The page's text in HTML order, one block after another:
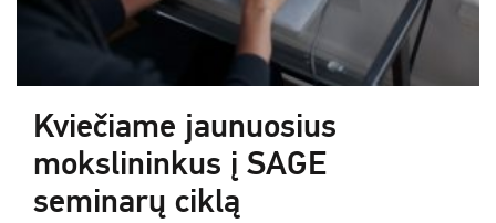
Kviečiame jaunuosius
mokslininkus į SAGE
seminarų ciklą